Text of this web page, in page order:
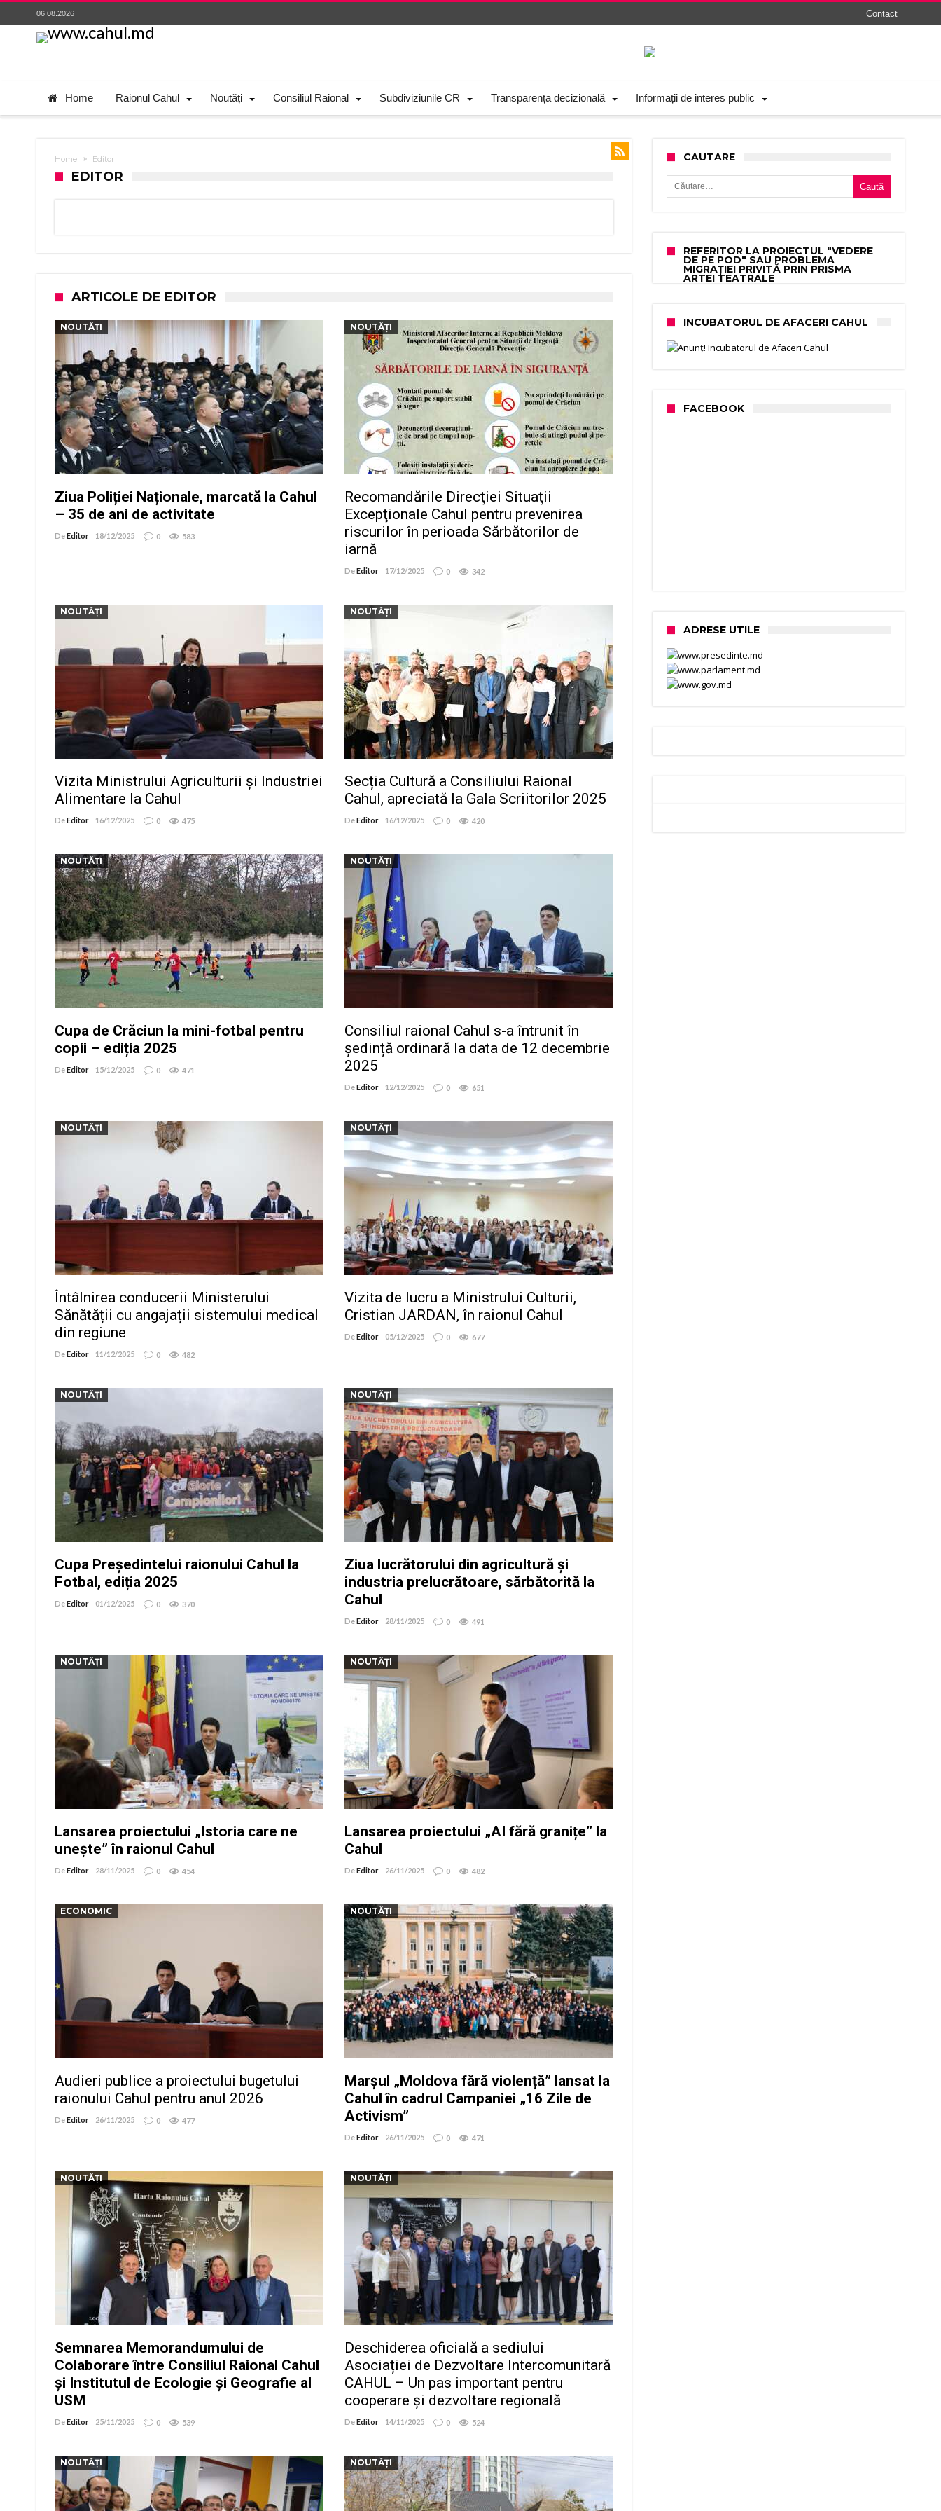
06.08.2026 Contact
Home Raionul Cahul Noutăți Consiliul Raional Subdiviziunile CR Transparența decizională Informații de interes public
Home Editor
EDITOR
ARTICOLE DE EDITOR
NOUTĂȚI
Ziua Poliției Naționale, marcată la Cahul
– 35 de ani de activitate
DeEditor 18/12/2025 0 583
NOUTĂȚI
Recomandările Direcţiei Situaţii
Excepţionale Cahul pentru prevenirea
riscurilor în perioada Sărbătorilor de
iarnă
DeEditor 17/12/2025 0 342
NOUTĂȚI
Vizita Ministrului Agriculturii și Industriei
Alimentare la Cahul
DeEditor 16/12/2025 0 475
NOUTĂȚI
Secția Cultură a Consiliului Raional
Cahul, apreciată la Gala Scriitorilor 2025
DeEditor 16/12/2025 0 420
NOUTĂȚI
Cupa de Crăciun la mini-fotbal pentru
copii – ediția 2025
DeEditor 15/12/2025 0 471
NOUTĂȚI
Consiliul raional Cahul s-a întrunit în
ședință ordinară la data de 12 decembrie
2025
DeEditor 12/12/2025 0 651
NOUTĂȚI
Întâlnirea conducerii Ministerului
Sănătății cu angajații sistemului medical
din regiune
DeEditor 11/12/2025 0 482
NOUTĂȚI
Vizita de lucru a Ministrului Culturii,
Cristian JARDAN, în raionul Cahul
DeEditor 05/12/2025 0 677
NOUTĂȚI
Cupa Președintelui raionului Cahul la
Fotbal, ediția 2025
DeEditor 01/12/2025 0 370
NOUTĂȚI
Ziua lucrătorului din agricultură și
industria prelucrătoare, sărbătorită la
Cahul
DeEditor 28/11/2025 0 491
NOUTĂȚI
Lansarea proiectului „Istoria care ne
unește” în raionul Cahul
DeEditor 28/11/2025 0 454
NOUTĂȚI
Lansarea proiectului „AI fără granițe” la
Cahul
DeEditor 26/11/2025 0 482
ECONOMIC
Audieri publice a proiectului bugetului
raionului Cahul pentru anul 2026
DeEditor 26/11/2025 0 477
NOUTĂȚI
Marșul „Moldova fără violență” lansat la
Cahul în cadrul Campaniei „16 Zile de
Activism”
DeEditor 26/11/2025 0 471
NOUTĂȚI
Semnarea Memorandumului de
Colaborare între Consiliul Raional Cahul
și Institutul de Ecologie și Geografie al
USM
DeEditor 25/11/2025 0 539
NOUTĂȚI
Deschiderea oficială a sediului
Asociației de Dezvoltare Intercomunitară
CAHUL – Un pas important pentru
cooperare și dezvoltare regională
DeEditor 14/11/2025 0 524
NOUTĂȚI NOUTĂȚI
CAUTARE
Caută după:
REFERITOR LA PROIECTUL "VEDERE
DE PE POD" SAU PROBLEMA
MIGRAȚIEI PRIVITĂ PRIN PRISMA
ARTEI TEATRALE
INCUBATORUL DE AFACERI CAHUL
FACEBOOK
ADRESE UTILE